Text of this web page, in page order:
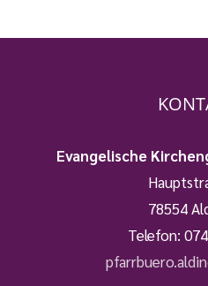
Evangelische
78554
Telefon: